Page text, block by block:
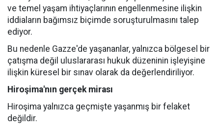
ve temel yaşam ihtiyaçlarının engellenmesine ilişkin
iddiaların bağımsız biçimde soruşturulmasını talep
ediyor.
Bu nedenle Gazze'de yaşananlar, yalnızca bölgesel bir
çatışma değil uluslararası hukuk düzeninin işleyişine
ilişkin küresel bir sınav olarak da değerlendiriliyor.
Hiroşima'nın gerçek mirası
Hiroşima yalnızca geçmişte yaşanmış bir felaket
değildir.